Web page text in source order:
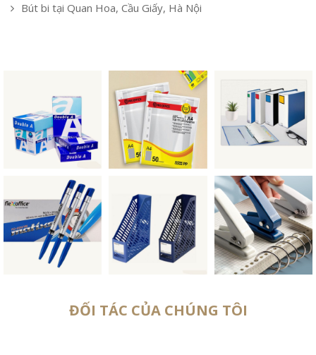
Bút bi tại Quan Hoa, Cầu Giấy, Hà Nội
ĐỐI TÁC CỦA CHÚNG TÔI